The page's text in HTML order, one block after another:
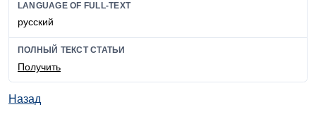
LANGUAGE OF FULL-TEXT
русский
ПОЛНЫЙ ТЕКСТ СТАТЬИ
Получить
Назад